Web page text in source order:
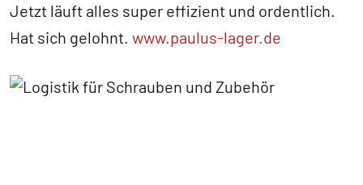
Jetzt läuft alles super effizient und ordentlich.
Hat sich gelohnt. www.paulus-lager.de